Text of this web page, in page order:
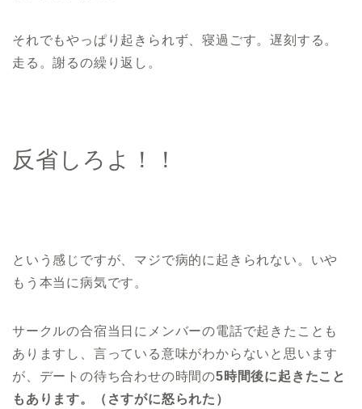
それでもやっぱり起きられず、寝過ごす。遅刻する。
走る。謝るの繰り返し。
反省しろよ！！
という感じですが、マジで病的に起きられない。いや
もう本当に病気です。
サークルの合宿当日にメンバーの電話で起きたことも
ありますし、言っている意味がわからないと思います
が、デートの待ち合わせの時間の5時間後に起きたこと
もあります。
（さすがに怒られた）